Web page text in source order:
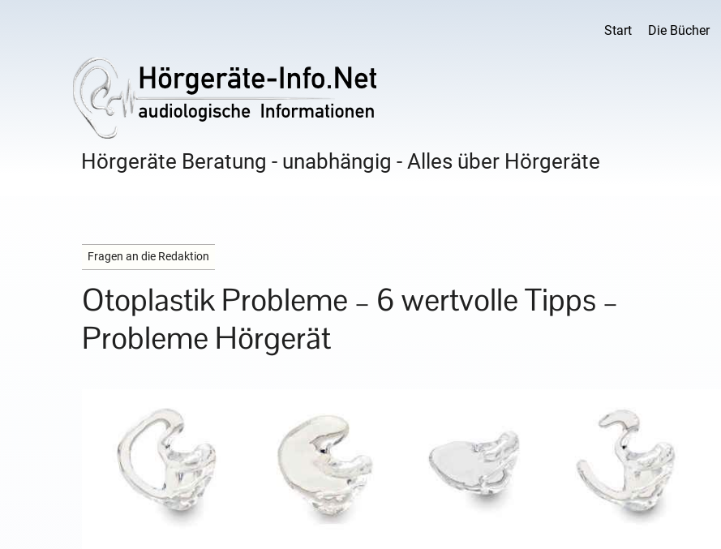
Start Die Bücher
Hörgeräte Beratung - unabhängig - Alles über Hörgeräte
Fragen an die Redaktion
Otoplastik Probleme – 6 wertvolle Tipps –
Probleme Hörgerät